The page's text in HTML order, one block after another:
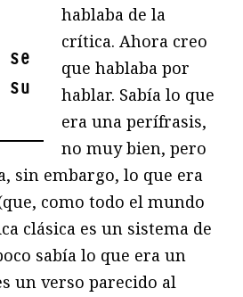
se
su
hablaba de la
crítica. Ahora creo
que hablaba por
hablar. Sabía lo que
era una perífrasis,
no muy bien, pero
sin embargo, lo que era
como todo el mundo
clásica es un sistema de
sabía lo que era un
un verso parecido al